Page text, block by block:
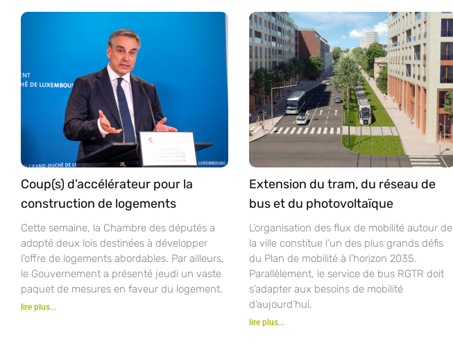
Coup(s) d’accélérateur pour la
construction de logements
Cette semaine, la Chambre des députés a
adopté deux lois destinées à développer
l’offre de logements abordables. Par ailleurs,
le Gouvernement a présenté jeudi un vaste
paquet de mesures en faveur du logement.
lire plus...
Extension du tram, du réseau de
bus et du photovoltaïque
L’organisation des flux de mobilité autour de
la ville constitue l’un des plus grands défis
du Plan de mobilité à l’horizon 2035.
Parallèlement, le service de bus RGTR doit
s’adapter aux besoins de mobilité
d’aujourd’hui.
lire plus...